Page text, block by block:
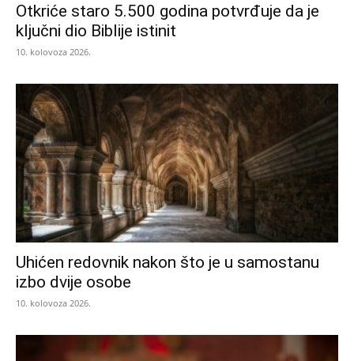
Otkriće staro 5.500 godina potvrđuje da je
ključni dio Biblije istinit
10. kolovoza 2026.
Uhićen redovnik nakon što je u samostanu
izbo dvije osobe
10. kolovoza 2026.